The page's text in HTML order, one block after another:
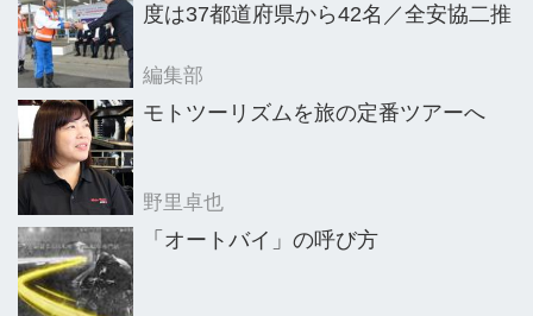
度は37都道府県から42名／全安協二推
編集部
モトツーリズムを旅の定番ツアーへ
野里卓也
「オートバイ」の呼び方